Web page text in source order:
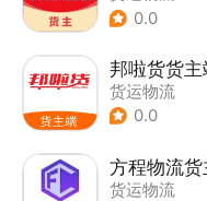
0.0
邦啦货货主
货运物流
0.0
方程物流货
货运物流